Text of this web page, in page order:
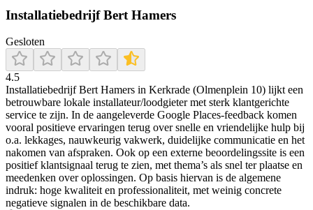
Installatiebedrijf Bert Hamers
Gesloten
4.5
Installatiebedrijf Bert Hamers in Kerkrade (Olmenplein 10) lijkt een
betrouwbare lokale installateur/loodgieter met sterk klantgerichte
service te zijn. In de aangeleverde Google Places-feedback komen
vooral positieve ervaringen terug over snelle en vriendelijke hulp bij
o.a. lekkages, nauwkeurig vakwerk, duidelijke communicatie en het
nakomen van afspraken. Ook op een externe beoordelingssite is een
positief klantsignaal terug te zien, met thema’s als snel ter plaatse en
meedenken over oplossingen. Op basis hiervan is de algemene
indruk: hoge kwaliteit en professionaliteit, met weinig concrete
negatieve signalen in de beschikbare data.